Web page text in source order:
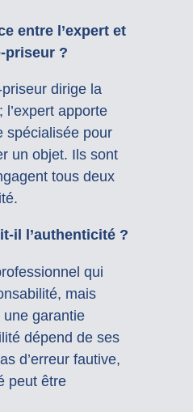
entre l’expert et
priseur ?
dirige la
apporte
spécialisée pour
un objet. Ils sont
tous deux
il l’authenticité ?
qui
mais
une garantie
dépend de ses
d’erreur fautive,
peut être